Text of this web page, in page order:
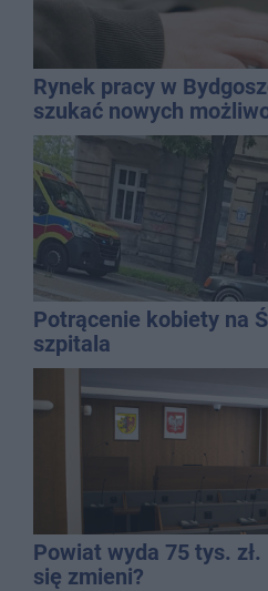
Rynek pracy w
szukać nowych
Potrącenie kobiety na
szpitala
Powiat wyda 75 tys.
się zmieni?